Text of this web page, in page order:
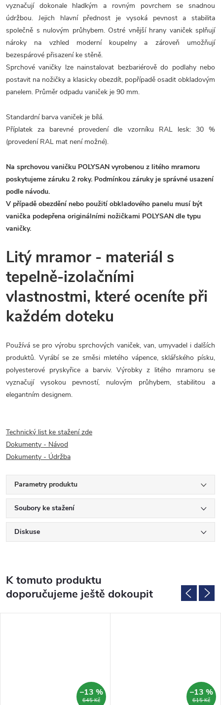
vyznačují dokonale hladkým a rovným povrchem se snadnou
údržbou. Jejich hlavní přednost je vysoká pevnost a stabilita
společně s nulovým průhybem. Ostré vnější hrany vaniček splňují
nároky na vzhled moderní koupelny a zároveň umožňují
bezespárové přisazení ke stěně.
Sprchové vaničky lze nainstalovat bezbariérově do podlahy nebo
postavit na nožičky a klasicky obezdít, popřípadě osadit obkladovým
panelem. Průměr odpadu vaniček je 90 mm.
Standardní barva vaniček je bílá.
Příplatek za barevné provedení dle vzorníku RAL lesk: 30 %
(provedení RAL mat není možné).
Na sprchovou vaničku POLYSAN vyrobenou z litého mramoru
poskytujeme záruku 2 roky. Podmínkou záruky je správné usazení
podle návodu.
V případě obezdění nebo použití obkladového panelu musí být
vanička podepřena originálními nožičkami POLYSAN dle typu
vaničky.
Litý mramor - materiál s
tepelně-izolačními
vlastnostmi, které oceníte při
každém doteku
Používá se pro výrobu sprchových vaniček, van, umyvadel i dalších
produktů. Vyrábí se ze směsi mletého vápence, sklářského písku,
polyesterové pryskyřice a barviv. Výrobky z litého mramoru se
vyznačují vysokou pevností, nulovým průhybem, stabilitou a
elegantním designem.
Technický list ke stažení zde
Dokumenty - Návod
Dokumenty - Údržba
Parametry produktu
Soubory ke stažení
Diskuse
K tomuto produktu
doporučujeme ještě dokoupit
645 Kč
–13 %
615 Kč
–13 %